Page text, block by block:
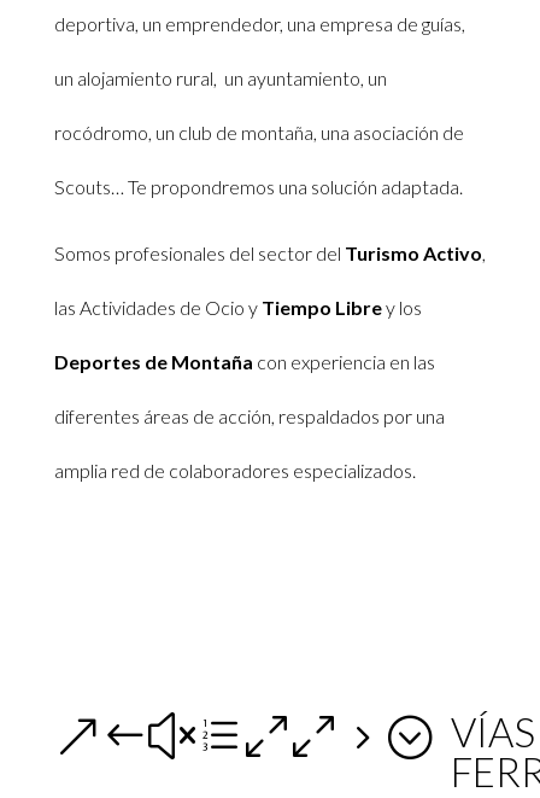
deportiva, un emprendedor, una empresa de guías,
un alojamiento rural, un ayuntamiento, un
rocódromo, un club de montaña, una asociación de
Scouts… Te propondremos una solución adaptada.
Somos profesionales del sector del Turismo Activo,
las Actividades de Ocio yTiempo Librey los
Deportes de Montaña con experiencia en las
diferentes áreas de acción, respaldados por una
amplia red de colaboradores especializados.
&#xe005; VÍAS